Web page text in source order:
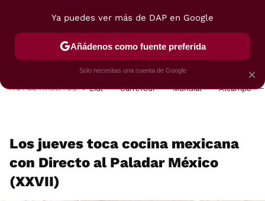
POSTRES VIAJES SELECCIÓN VEGUI
HOY SE HABLA DE Lidl Carrefour Mundial Alcampo
Los jueves toca cocina mexicana
con Directo al Paladar México
(XXVII)
×
Ya puedes ver más de DAP en Google
Añádenos como fuente preferida
Solo necesitas una cuenta de Google